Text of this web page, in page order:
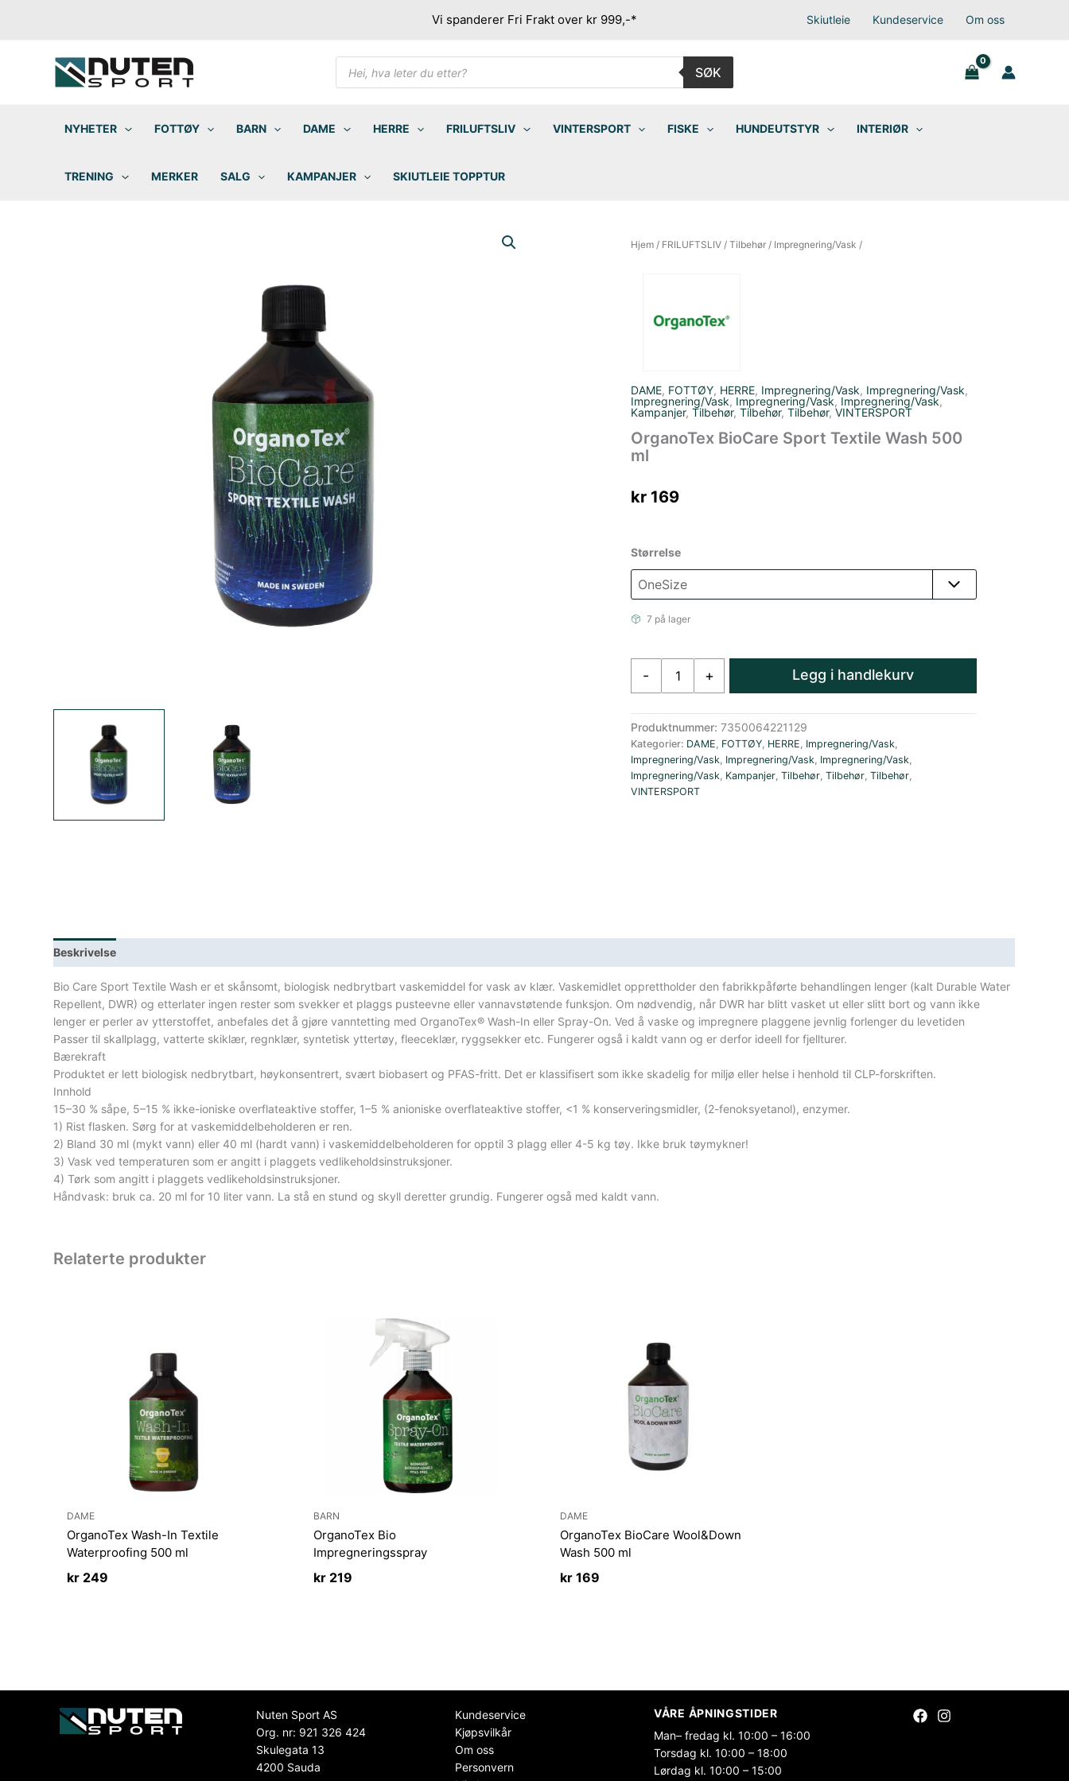
Vi spanderer Fri Frakt over kr 999,-* Skiutleie Kundeservice Om oss
Products
search
SØK
NYHETER FOTTØY BARN DAME HERRE FRILUFTSLIV VINTERSPORT FISKE HUNDEUTSTYR INTERIØR
TRENING MERKER SALG KAMPANJER SKIUTLEIE TOPPTUR
Hjem/ FRILUFTSLIV/ Tilbehør/ Impregnering/Vask /
DAME, FOTTØY, HERRE, Impregnering/Vask, Impregnering/Vask,
Impregnering/Vask, Impregnering/Vask, Impregnering/Vask,
Kampanjer, Tilbehør, Tilbehør, Tilbehør, VINTERSPORT
OrganoTex BioCare Sport Textile Wash 500
ml
kr169
Størrelse
7 på lager
-
Textile
Wash
500
ml
antall
+ Legg i handlekurv
Produktnummer: 7350064221129
Kategorier: DAME, FOTTØY, HERRE, Impregnering/Vask,
Impregnering/Vask, Impregnering/Vask, Impregnering/Vask,
Impregnering/Vask, Kampanjer, Tilbehør, Tilbehør, Tilbehør,
VINTERSPORT
Beskrivelse
Bio Care Sport Textile Wash er et skånsomt, biologisk nedbrytbart vaskemiddel for vask av klær. Vaskemidlet opprettholder den fabrikkpåførte behandlingen lenger (kalt Durable Water
Repellent, DWR) og etterlater ingen rester som svekker et plaggs pusteevne eller vannavstøtende funksjon. Om nødvendig, når DWR har blitt vasket ut eller slitt bort og vann ikke
lenger er perler av ytterstoffet, anbefales det å gjøre vanntetting med OrganoTex® Wash-In eller Spray-On. Ved å vaske og impregnere plaggene jevnlig forlenger du levetiden
Passer til skallplagg, vatterte skiklær, regnklær, syntetisk yttertøy, fleeceklær, ryggsekker etc. Fungerer også i kaldt vann og er derfor ideell for fjellturer.
Bærekraft
Produktet er lett biologisk nedbrytbart, høykonsentrert, svært biobasert og PFAS-fritt. Det er klassifisert som ikke skadelig for miljø eller helse i henhold til CLP-forskriften.
Innhold
15–30 % såpe, 5–15 % ikke-ioniske overflateaktive stoffer, 1–5 % anioniske overflateaktive stoffer, <1 % konserveringsmidler, (2-fenoksyetanol), enzymer.
1) Rist flasken. Sørg for at vaskemiddelbeholderen er ren.
2) Bland 30 ml (mykt vann) eller 40 ml (hardt vann) i vaskemiddelbeholderen for opptil 3 plagg eller 4-5 kg tøy. Ikke bruk tøymykner!
3) Vask ved temperaturen som er angitt i plaggets vedlikeholdsinstruksjoner.
4) Tørk som angitt i plaggets vedlikeholdsinstruksjoner.
Håndvask: bruk ca. 20 ml for 10 liter vann. La stå en stund og skyll deretter grundig. Fungerer også med kaldt vann.
Relaterte produkter
DAME
OrganoTex Wash-In Textile
Waterproofing 500 ml
kr 249
BARN
OrganoTex Bio
Impregneringsspray
kr219
DAME
OrganoTex BioCare Wool&Down
Wash 500 ml
kr169
Nuten Sport AS
Org. nr: 921 326 424
Skulegata 13
4200 Sauda
Kundeservice
Kjøpsvilkår
Om oss
Personvern
VÅRE ÅPNINGSTIDER
Man– fredag kl. 10:00 – 16:00
Torsdag kl. 10:00 – 18:00
Lørdag kl. 10:00 – 15:00